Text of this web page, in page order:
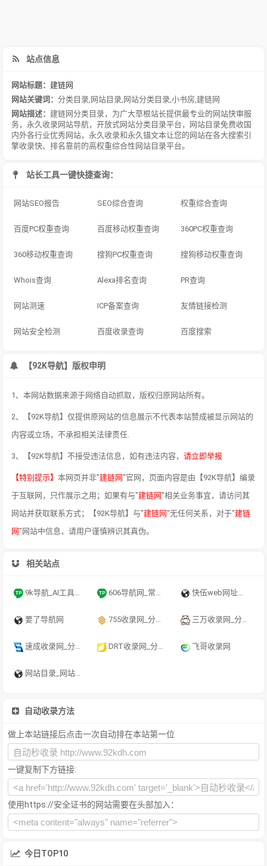
站点信息
网站标题： 建链网
网站关键词： 分类目录 网站目录 网站分类目录 小书房 建链网
网站描述： 建链网分类目录，为广大草根站长提供最专业的网站快审服
务，永久收录网站导航，开放式网站分类目录平台，网站目录免费收国
内外各行业优秀网站，永久收录和永久锚文本让您的网站在各大搜索引
擎收录快、排名靠前的高权重综合性网站目录平台。
站长工具一键快捷查询：
网站SEO报告 SEO综合查询 权重综合查询
百度PC权重查询 百度移动权重查询 360PC权重查询
360移动权重查询 搜狗PC权重查询 搜狗移动权重查询
Whois查询 Alexa排名查询 PR查询
网站测速 ICP备案查询 友情链接检测
网站安全检测 百度收录查询 百度搜索
【92K导航】版权申明
1、本网站数据来源于网络自动抓取，版权归原网站所有。
2、【92K导航】仅提供原网站的信息展示不代表本站赞成被显示网站的
内容或立场，不承担相关法律责任.
3、【92K导航】不接受违法信息，如有违法内容， 请立即举报
【特别提示】 本网页并非"建链网"官网，页面内容是由【92K导航】编录
于互联网，只作展示之用；如果有与"建链网"相关业务事宜，请访问其
网站并获取联系方式；【92K导航】与"建链网"无任何关系，对于"建链
网"网站中信息，请用户谨慎辨识其真伪。
相关站点
9k导航_AI工具导航_程序员资源大全_硬核科技网址导航 606导航网_常用网址大全_生活服务_让上网更顺溜 快伍web网址导航-网站推广-网站目录-seo优化-融兴云机
要了导航网 755收录网_分类目录网_免费网站目录_网站收录_网址提交_免费收录网站 三万收录网_分类目录网_免费网站目录_网站收录_网址提交_免费收录网站
速成收录网_分类目录网_免费网站目录_网站收录_网址提交_免费收录网站 DRT收录网_分类目录网_免费网站目录_网站收录_网址提交_免费收录网站 飞哥收录网
网站目录_网站提交_目录提交_免费开放目录_童话村分类目录官网
自动收录方法
做上本站链接后点击一次自动排在本站第一位
一键复制下方链接:
使用https://安全证书的网站需要在头部加入：
今日TOP10